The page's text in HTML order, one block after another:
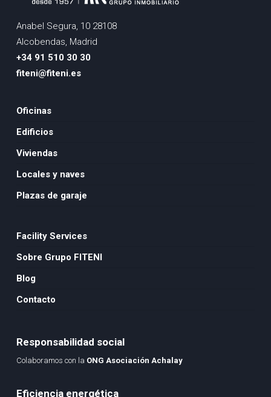
Anabel Segura, 10 28108
Alcobendas, Madrid
+34 91 510 30 30
fiteni@fiteni.es
Oficinas
Edificios
Viviendas
Locales y naves
Plazas de garaje
Facility Services
Sobre Grupo FITENI
Blog
Contacto
Responsabilidad social
Colaboramos con la ONG Asociación Achalay
Eficiencia energética